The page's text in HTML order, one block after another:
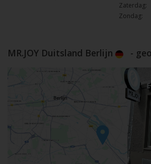
Zaterdag:
Zondag:
MR.JOY Duitsland Berlijn -